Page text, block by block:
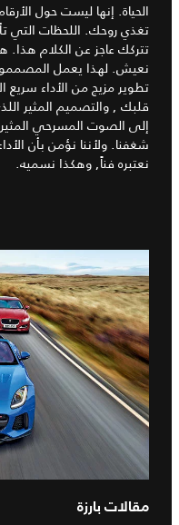
الحياة. إنها ليست حول
تغذي روحك. اللحظات التي
تتركك عاجز عن الكلام
نعيش. لهذا يعمل
تطوير مزيج من الأداء سريع
قلبك , والتصميم المثير
إلى الصوت المسرحي
شغفنا. ولأننا نؤمن بأن
نعتبره فناً, وهكذا نسميه.
مقالات بارزة